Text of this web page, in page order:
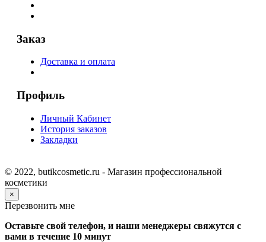
Заказ
Доставка и оплата
Профиль
Личный Кабинет
История заказов
Закладки
© 2022, butikcosmetic.ru - Магазин профессиональной
косметики
×
Перезвонить мне
Оставьте свой телефон, и наши менеджеры свяжутся с
вами в течение 10 минут